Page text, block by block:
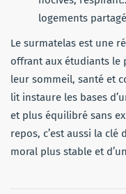
logements
Le surmatelas est une
offrant aux étudiants
leur sommeil, santé et
lit instaure les bases
et plus équilibré sans
repos, c’est aussi la clé
moral plus stable et